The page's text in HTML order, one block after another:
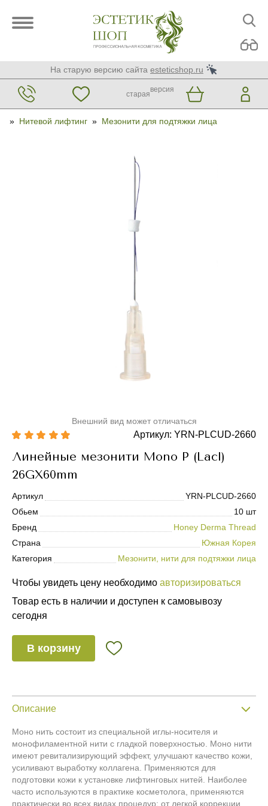
На старую версию сайта esteticshop.ru
старая
версия
» Нитевой лифтинг » Мезонити для подтяжки лица
Внешний вид может отличаться
Артикул: YRN-PLCUD-2660
Линейные мезонити Mono P (Lacl)
26GX60mm
Артикул
YRN-PLCUD-2660
Обьем
10 шт
Бренд
Honey Derma Thread
Страна
Южная Корея
Категория
Мезонити, нити для подтяжки лица
Чтобы увидеть цену необходимо авторизироваться
Товар есть в наличии и доступен к самовывозу
сегодня
В корзину
Описание
Моно нить состоит из специальной иглы-носителя и
монофиламентной нити с гладкой поверхностью. Моно нити
имеют ревитализирующий эффект, улучшают качество кожи,
усиливают выработку коллагена. Применяются для
подготовки кожи к установке лифтинговых нитей. Наиболее
часто используются в практике косметолога, применяются
практически во всех видах процедур: от легкой коррекции